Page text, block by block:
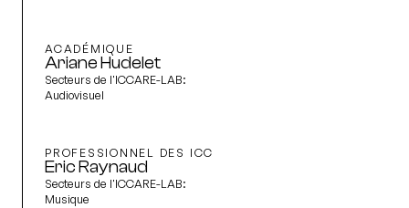
ACADÉMIQUE
Ariane Hudelet
Secteurs de l'ICCARE-LAB:
Audiovisuel
PROFESSIONNEL DES ICC
Eric Raynaud
Secteurs de l'ICCARE-LAB:
Musique